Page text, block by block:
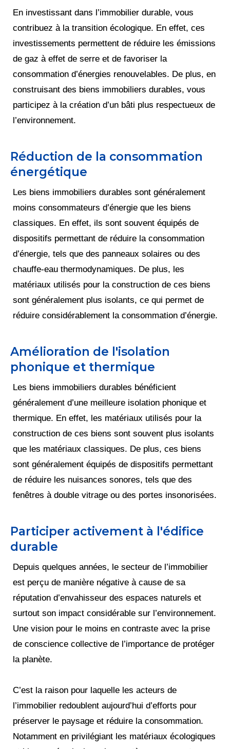
En investissant dans l’immobilier durable, vous
contribuez à la transition écologique. En effet, ces
investissements permettent de réduire les émissions
de gaz à effet de serre et de favoriser la
consommation d’énergies renouvelables. De plus, en
construisant des biens immobiliers durables, vous
participez à la création d’un bâti plus respectueux de
l’environnement.
Réduction de la consommation
énergétique
Les biens immobiliers durables sont généralement
moins consommateurs d’énergie que les biens
classiques. En effet, ils sont souvent équipés de
dispositifs permettant de réduire la consommation
d’énergie, tels que des panneaux solaires ou des
chauffe-eau thermodynamiques. De plus, les
matériaux utilisés pour la construction de ces biens
sont généralement plus isolants, ce qui permet de
réduire considérablement la consommation d’énergie.
Amélioration de l'isolation
phonique et thermique
Les biens immobiliers durables bénéficient
généralement d’une meilleure isolation phonique et
thermique. En effet, les matériaux utilisés pour la
construction de ces biens sont souvent plus isolants
que les matériaux classiques. De plus, ces biens
sont généralement équipés de dispositifs permettant
de réduire les nuisances sonores, tels que des
fenêtres à double vitrage ou des portes insonorisées.
Participer activement à l'édifice
durable
Depuis quelques années, le secteur de l’immobilier
est perçu de manière négative à cause de sa
réputation d’envahisseur des espaces naturels et
surtout son impact considérable sur l’environnement.
Une vision pour le moins en contraste avec la prise
de conscience collective de l’importance de protéger
la planète.
C’est la raison pour laquelle les acteurs de
l’immobilier redoublent aujourd’hui d’efforts pour
préserver le paysage et réduire la consommation.
Notamment en privilégiant les matériaux écologiques